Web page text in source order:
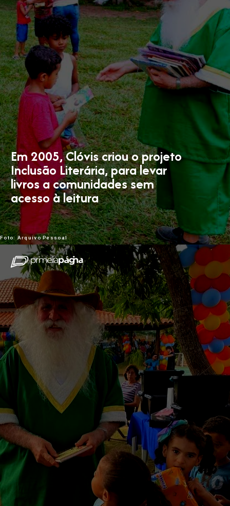
Em 2005, Clóvis criou o projeto
Inclusão Literária, para levar
livros a comunidades sem
acesso à leitura
Foto: Arquivo Pessoal